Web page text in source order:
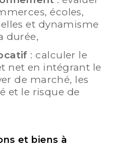
écoles,
et dynamisme
durée,
: calculer le
net en intégrant le
de marché, les
et le risque de
et biens à